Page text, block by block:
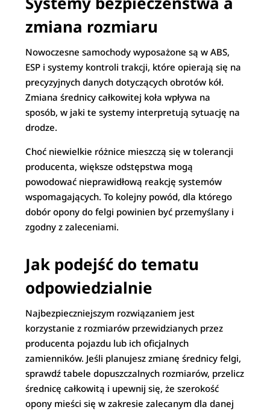
zmiana rozmiaru
Nowoczesne samochody wyposażone są w ABS,
ESP i systemy kontroli trakcji, które opierają się na
precyzyjnych danych dotyczących obrotów kół.
Zmiana średnicy całkowitej koła wpływa na
sposób, w jaki te systemy interpretują sytuację na
drodze.
Choć niewielkie różnice mieszczą się w tolerancji
producenta, większe odstępstwa mogą
powodować nieprawidłową reakcję systemów
wspomagających. To kolejny powód, dla którego
dobór opony do felgi powinien być przemyślany i
zgodny z zaleceniami.
Jak podejść do tematu
odpowiedzialnie
Najbezpieczniejszym rozwiązaniem jest
korzystanie z rozmiarów przewidzianych przez
producenta pojazdu lub ich oficjalnych
zamienników. Jeśli planujesz zmianę średnicy felgi,
sprawdź tabele dopuszczalnych rozmiarów, przelicz
średnicę całkowitą i upewnij się, że szerokość
opony mieści się w zakresie zalecanym dla danej